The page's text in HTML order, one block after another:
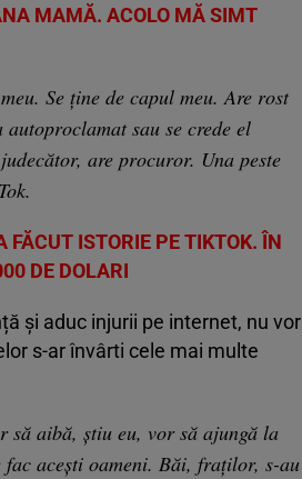
MAMĂ. ACOLO MĂ SIMT
Se ține de capul meu. Are rost
sau se crede el
are procuror. Una peste
FĂCUT ISTORIE PE TIKTOK. ÎN
DE DOLARI
și aduc injurii pe internet, nu vor
s-ar învârti cele mai multe
aibă, știu eu, vor să ajungă la
acești oameni. Băi, fraților, s-au